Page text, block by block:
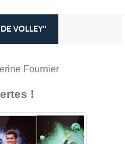
VOLLEY"
Fournier
!